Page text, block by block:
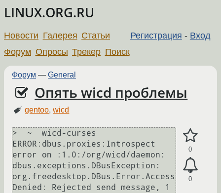
LINUX.ORG.RU
Регистрация - Вход
Новости Галерея Статьи
Форум Опросы Трекер Поиск
Форум — General
Опять wicd проблемы
gentoo,wicd
0
0
>  ~  wicd-curses
ERROR:dbus.proxies:Introspect
error on :1.0:/org/wicd/daemon:
dbus.exceptions.DBusException:
org.freedesktop.DBus.Error.Access
Denied: Rejected send message, 1